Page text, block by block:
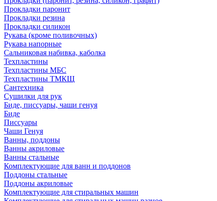
Прокладки паронит
Прокладки резина
Прокладки силикон
Рукава (кроме поливочных)
Рукава напорные
Сальниковая набивка, каболка
Техпластины
Техпластины МБС
Техпластины ТМКЩ
Сантехника
Сушилки для рук
Биде, писсуары, чаши генуя
Биде
Писсуары
Чаши Генуя
Ванны, поддоны
Ванны акриловые
Ванны стальные
Комплектующие для ванн и поддонов
Поддоны стальные
Поддоны акриловые
Комплектующие для стиральных машин